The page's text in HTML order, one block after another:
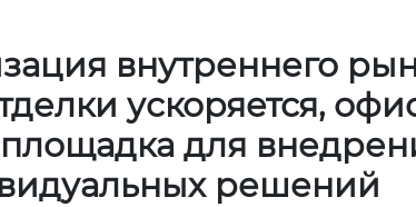
внутреннего
ускоряется,
для
решений